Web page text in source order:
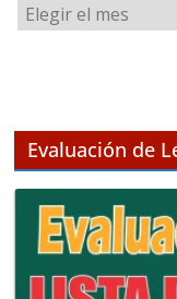
r
o
Evaluación de